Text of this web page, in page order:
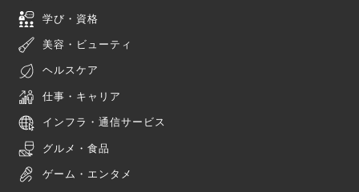
学び・資格
美容・ビューティ
ヘルスケア
仕事・キャリア
インフラ・通信サービス
グルメ・食品
ゲーム・エンタメ